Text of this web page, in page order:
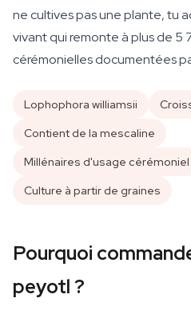
ne cultives pas une plante, tu
vivant qui remonte à plus de 5
cérémonielles documentées
Lophophora williamsii
Contient de la mescaline
Millénaires d'usage cérémoniel
Culture à partir de graines
Pourquoi
peyotl ?